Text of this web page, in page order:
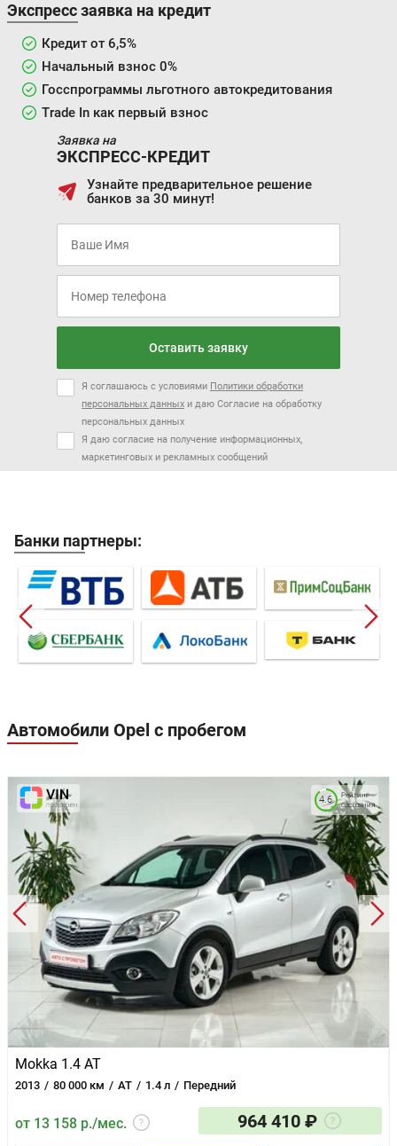
Экспресс заявка на кредит
Кредит от 6,5%
Начальный взнос 0%
Госспрограммы льготного автокредитования
Trade In как первый взнос
Заявка на
ЭКСПРЕСС-КРЕДИТ
Узнайте предварительное решение
банков за 30 минут!
Оставить заявку
Я соглашаюсь с условиями Политики обработки
персональных данных и даю Согласие на обработку
персональных данных
Я даю согласие на получение информационных,
маркетинговых и рекламных сообщений
Банки партнеры:
Автомобили Opel с пробегом
Mokka 1.4 AT
2013 80 000 км AT 1.4 л Передний
Рейтинг
состояния
4.6
от 13 158 р./мес. 964 410 ₽